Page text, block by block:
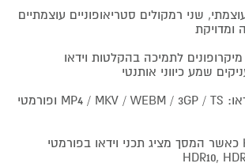
שני רמקולים סטריאופוניים עוצמתיים
ומדויקת
מערך היקפי של 3 מיקרופונים לתמיכה בהקלטות וידאו
שמע כיווני אותנטי
תמיכה בפורמט וידאו: MP4 / MKV / WEBM / 3GP / TS ופורמטי
תומך בתצוגת HDR כאשר המסך מציג תכני וידאו בפורמטי
HDR10,